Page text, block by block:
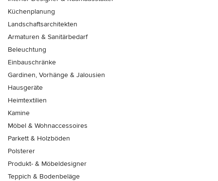
Küchenplanung
Landschaftsarchitekten
Armaturen & Sanitärbedarf
Beleuchtung
Einbauschränke
Gardinen, Vorhänge & Jalousien
Hausgeräte
Heimtextilien
Kamine
Möbel & Wohnaccessoires
Parkett & Holzböden
Polsterer
Produkt- & Möbeldesigner
Teppich & Bodenbeläge